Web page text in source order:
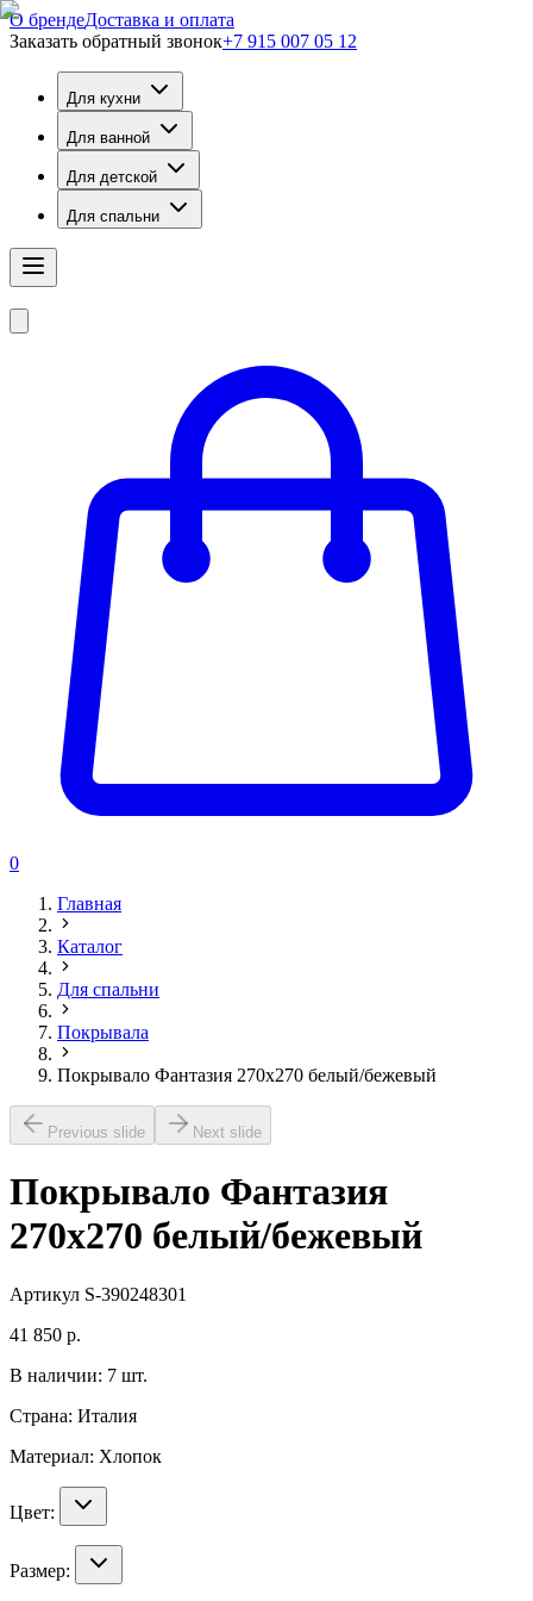
О брендеДоставка и оплата
Заказать обратный звонок+7 915 007 05 12
Для кухни
Для ванной
Для детской
Для спальни
0
Главная
Каталог
Для спальни
Покрывала
Покрывало Фантазия 270х270 белый/бежевый
Previous slide Next slide
Покрывало Фантазия
270х270 белый/бежевый
Артикул S-390248301
41 850 р.
В наличии: 7 шт.
Страна: Италия
Материал: Хлопок
Цвет:
Размер: